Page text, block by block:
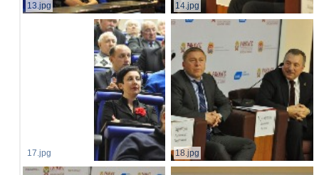
13.jpg 14.jpg
17.jpg 18.jpg